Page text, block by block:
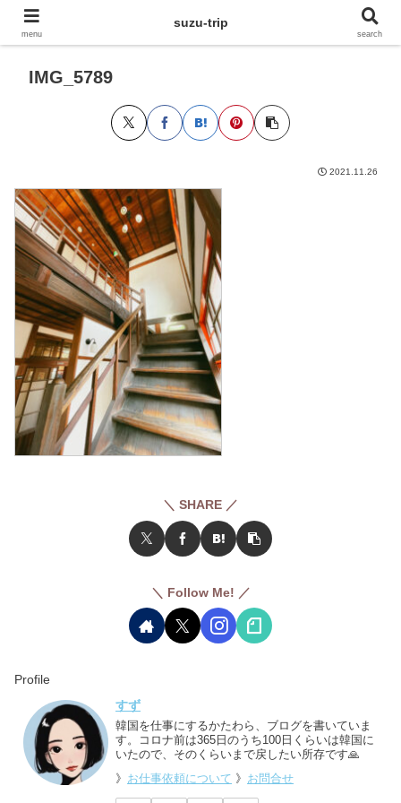
IMG_5789
2021.11.26
＼ SHARE ／
＼ Follow Me! ／
Profile
すず
韓国を仕事にするかたわら、ブログを書いていま
す。コロナ前は365日のうち100日くらいは韓国に
いたので、そのくらいまで戻したい所存です🙏
》 お仕事依頼について 》 お問合せ
menu
suzu-trip
search